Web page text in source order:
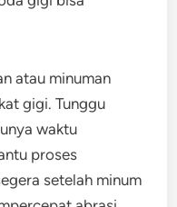
atau minuman
gigi. Tunggu
waktu
proses
setelah minum